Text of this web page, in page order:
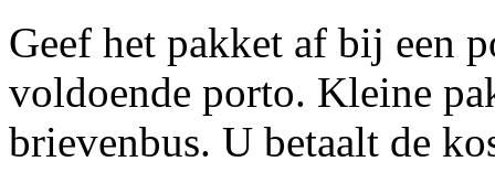
Geef het pakket af bij een
voldoende porto. Kleine
brievenbus. U betaalt de